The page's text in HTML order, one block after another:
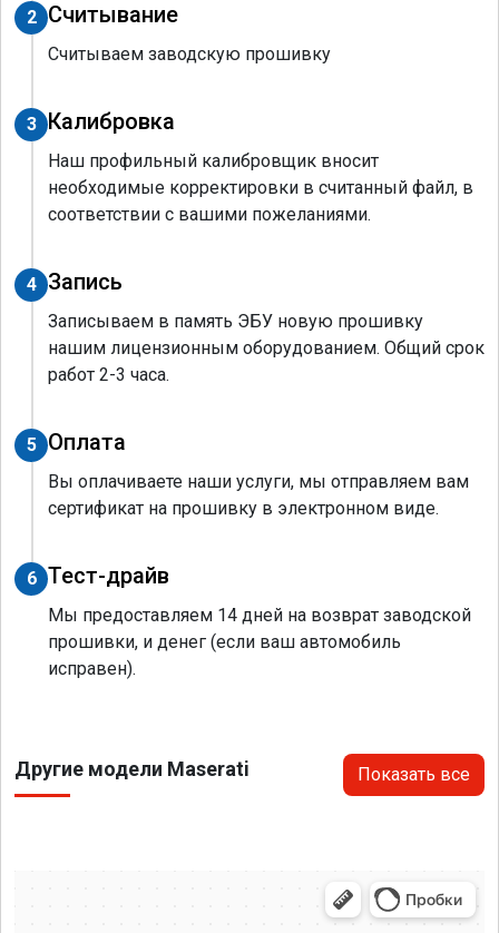
2 Считывание
Считываем заводскую прошивку
3 Калибровка
Наш профильный калибровщик вносит
необходимые корректировки в считанный файл, в
соответствии с вашими пожеланиями.
4 Запись
Записываем в память ЭБУ новую прошивку
нашим лицензионным оборудованием. Общий срок
работ 2-3 часа.
5 Оплата
Вы оплачиваете наши услуги, мы отправляем вам
сертификат на прошивку в электронном виде.
6 Тест-драйв
Мы предоставляем 14 дней на возврат заводской
прошивки, и денег (если ваш автомобиль
исправен).
Другие модели Maserati Показать все